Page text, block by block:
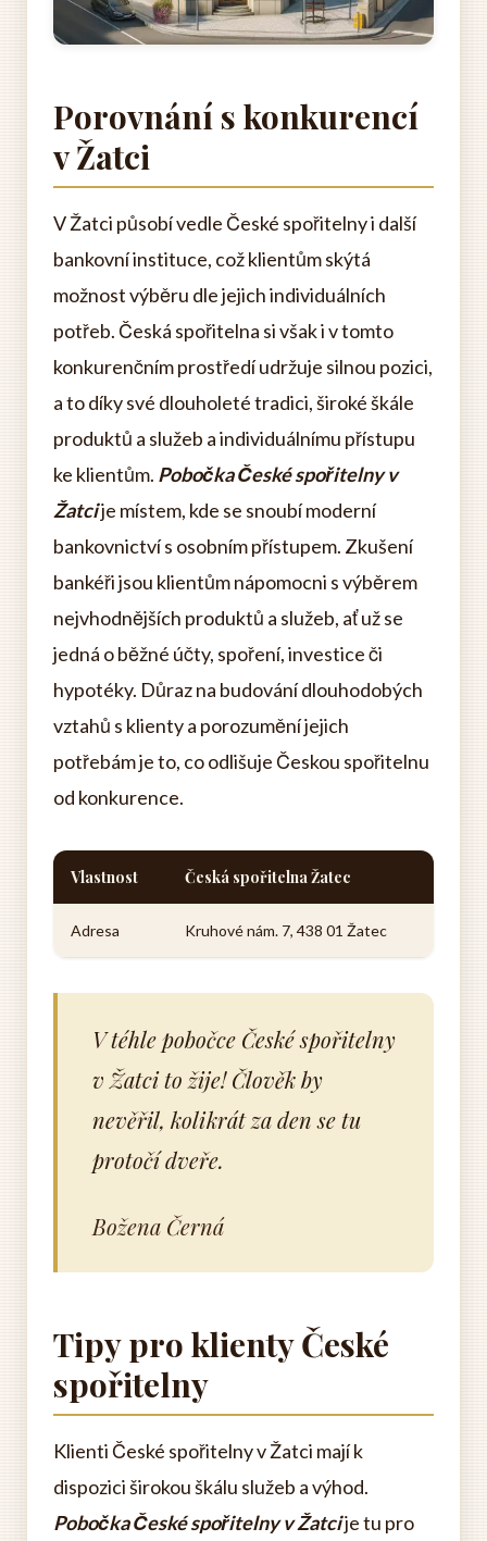
Porovnání s konkurencí
v Žatci
V Žatci působí vedle České spořitelny i další
bankovní instituce, což klientům skýtá
možnost výběru dle jejich individuálních
potřeb. Česká spořitelna si však i v tomto
konkurenčním prostředí udržuje silnou pozici,
a to díky své dlouholeté tradici, široké škále
produktů a služeb a individuálnímu přístupu
ke klientům. Pobočka České spořitelny v
Žatcije místem, kde se snoubí moderní
bankovnictví s osobním přístupem. Zkušení
bankéři jsou klientům nápomocni s výběrem
nejvhodnějších produktů a služeb, ať už se
jedná o běžné účty, spoření, investice či
hypotéky. Důraz na budování dlouhodobých
vztahů s klienty a porozumění jejich
potřebám je to, co odlišuje Českou spořitelnu
od konkurence.
Vlastnost Česká spořitelna Žatec
Adresa Kruhové nám. 7, 438 01 Žatec
V téhle pobočce České spořitelny
v Žatci to žije! Člověk by
nevěřil, kolikrát za den se tu
protočí dveře.
Božena Černá
Tipy pro klienty České
spořitelny
Klienti České spořitelny v Žatci mají k
dispozici širokou škálu služeb a výhod.
Pobočka České spořitelny v Žatcije tu pro